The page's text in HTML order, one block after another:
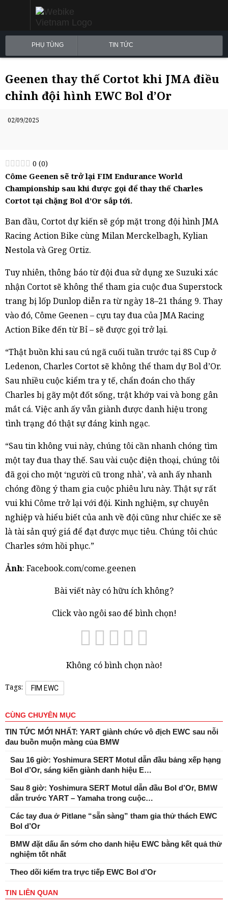
PHỤ TÙNG TIN TỨC
Geenen thay thế Cortot khi JMA điều
chỉnh đội hình EWC Bol d’Or
02/09/2025
0 (0)
Côme Geenen sẽ trở lại FIM Endurance World
Championship sau khi được gọi để thay thế Charles
Cortot tại chặng Bol d’Or sắp tới.
Ban đầu, Cortot dự kiến sẽ góp mặt trong đội hình JMA
Racing Action Bike cùng Milan Merckelbagh, Kylian
Nestola và Greg Ortiz.
Tuy nhiên, thông báo từ đội đua sử dụng xe Suzuki xác
nhận Cortot sẽ không thể tham gia cuộc đua Superstock
trang bị lốp Dunlop diễn ra từ ngày 18–21 tháng 9. Thay
vào đó, Côme Geenen – cựu tay đua của JMA Racing
Action Bike đến từ Bỉ – sẽ được gọi trở lại.
“Thật buồn khi sau cú ngã cuối tuần trước tại 8S Cup ở
Ledenon, Charles Cortot sẽ không thể tham dự Bol d’Or.
Sau nhiều cuộc kiểm tra y tế, chẩn đoán cho thấy
Charles bị gãy một đốt sống, trật khớp vai và bong gân
mắt cá. Việc anh ấy vẫn giành được danh hiệu trong
tình trạng đó thật sự đáng kinh ngạc.
“Sau tin không vui này, chúng tôi cần nhanh chóng tìm
một tay đua thay thế. Sau vài cuộc điện thoại, chúng tôi
đã gọi cho một ‘người cũ trong nhà’, và anh ấy nhanh
chóng đồng ý tham gia cuộc phiêu lưu này. Thật sự rất
vui khi Côme trở lại với đội. Kinh nghiệm, sự chuyên
nghiệp và hiểu biết của anh về đội cũng như chiếc xe sẽ
là tài sản quý giá để đạt được mục tiêu. Chúng tôi chúc
Charles sớm hồi phục.”
Ảnh: Facebook.com/come.geenen
Bài viết này có hữu ích không?
Click vào ngôi sao để bình chọn!
Không có bình chọn nào!
Tags: FIM EWC
CÙNG CHUYÊN MỤC
TIN TỨC MỚI NHẤT: YART giành chức vô địch EWC sau nỗi
đau buồn muộn màng của BMW
Sau 16 giờ: Yoshimura SERT Motul dẫn đầu bảng xếp hạng
Bol d’Or, sáng kiến ​​giành danh hiệu E…
Sau 8 giờ: Yoshimura SERT Motul dẫn đầu Bol d’Or, BMW
dẫn trước YART – Yamaha trong cuộc…
Các tay đua ở Pitlane “sẵn sàng” tham gia thử thách EWC
Bol d’Or
BMW đặt dấu ấn sớm cho danh hiệu EWC bằng kết quả thử
nghiệm tốt nhất
Theo dõi kiểm tra trực tiếp EWC Bol d’Or
TIN LIÊN QUAN